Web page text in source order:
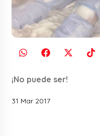
¡No puede ser!
31 Mar 2017